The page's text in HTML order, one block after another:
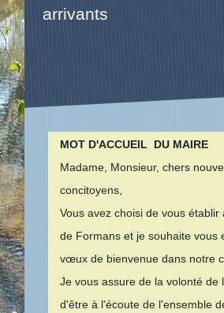
arrivants
MOT D'ACCUEIL DU MAIRE
Madame, Monsieur, chers
concitoyens,
Vous avez choisi de vous
de Formans et je souhaite vous
vœux de bienvenue dans notre
Je vous assure de la volonté de
d'être à l'écoute de l'ensemble